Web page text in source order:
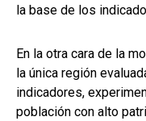
la base de los
En la otra cara de la
la única región
indicadores,
población con alto